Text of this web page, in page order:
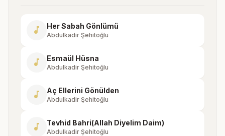
music_note Her Sabah Gönlümü
Abdulkadir Şehitoğlu
music_note Esmaül Hüsna
Abdulkadir Şehitoğlu
music_note Aç Ellerini Gönülden
Abdulkadir Şehitoğlu
music_note Tevhid Bahri(Allah Diyelim Daim)
Abdulkadir Şehitoğlu